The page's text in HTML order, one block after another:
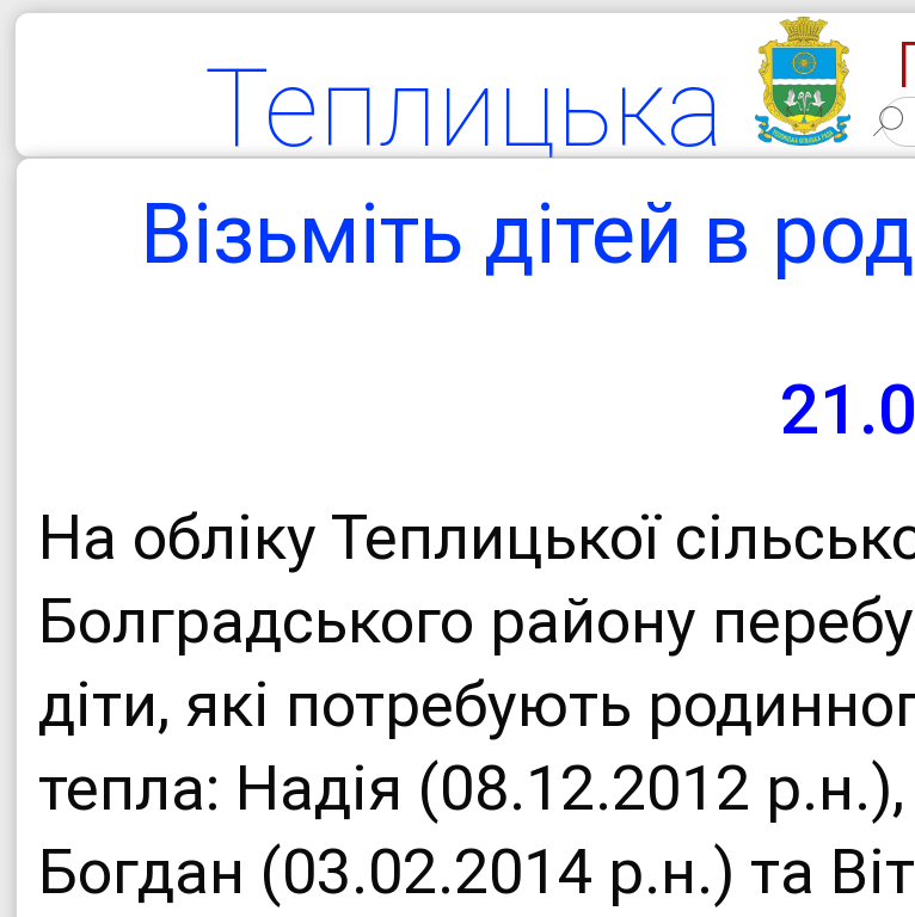
Теплицька
територіальна
Болградський район
Офіційний сайт
Теплицької сільської
ради
Візьміть дітей в
На обліку Теплицької
Болградського району
діти, які потребують
тепла: Надія (08.12.2012 р.н.),
Богдан (03.02.2014 р.н.) та